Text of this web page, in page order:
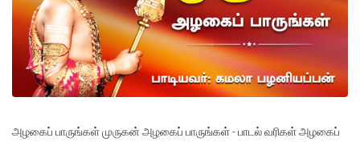
அழகைப் பாருங்கள் முருகன் அழகைப் பாருங்கள் - பாடல் வரிகள் அழகைப்